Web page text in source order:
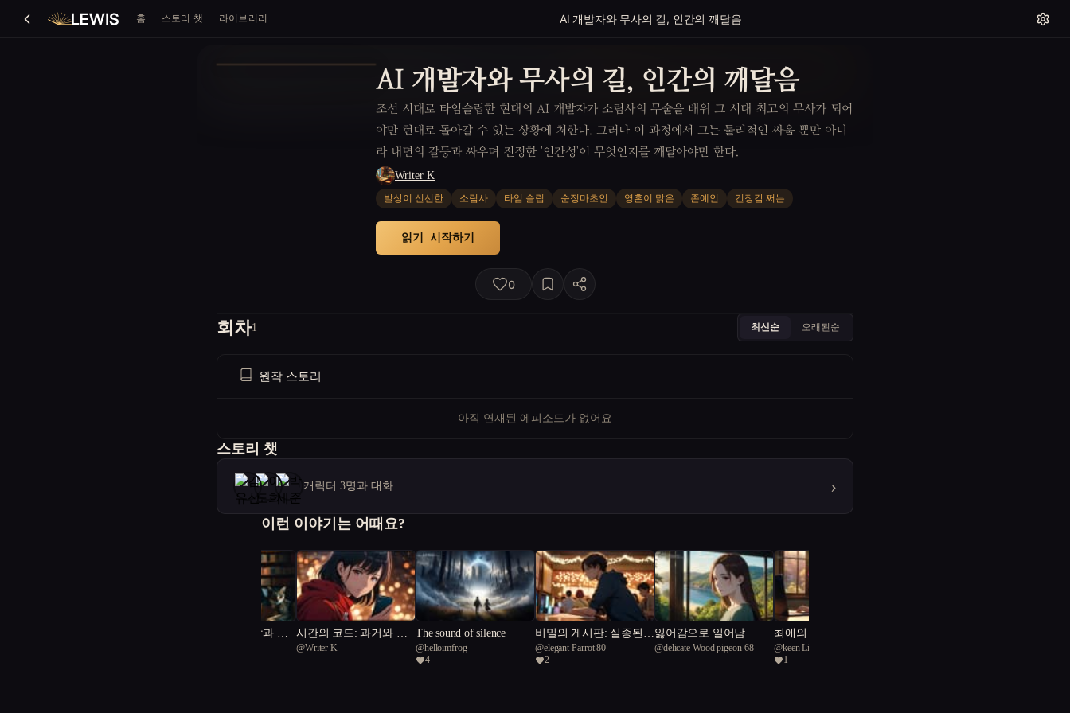
홈 스토리 챗 라이브러리 AI 개발자와 무사의 길, 인간의 깨달음
AI 개발자와 무사의 길, 인간의 깨달음
조선 시대로 타임슬립한 현대의 AI 개발자가 소림사의 무술을 배워 그 시대 최고의 무사가 되어
야만 현대로 돌아갈 수 있는 상황에 처한다. 그러나 이 과정에서 그는 물리적인 싸움 뿐만 아니
라 내면의 갈등과 싸우며 진정한 '인간성'이 무엇인지를 깨달아야만 한다.
Writer K
발상이 신선한 소림사 타임 슬립 순정마초인 영혼이 맑은 존예인 긴장감 쩌는
읽기 시작하기
0
회차1 최신순 오래된순
원작 스토리
아직 연재된 에피소드가 없어요
스토리 챗
캐릭터 3명과 대화 ›
이런 이야기는 어때요?
도시의 여우: 개발과 유
시간의 코드: 과거와 미
래의 교차점
@Writer K
The sound of silence
@helloimfrog
4
비밀의 게시판: 실종된
아이돌을 찾아서
@elegant Parrot 80
2
잃어감으로 일어남
@delicate Wood pigeon 68
최애의 스파이가 되었다
@keen Limnoskelis 59
1